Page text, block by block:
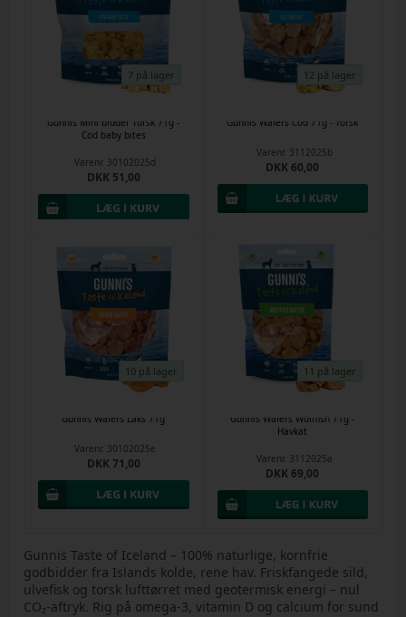
7 på lager
Gunnis Mini bidder Torsk 71g -
Cod baby bites
Varenr. 30102025d
DKK 51,00
12 på lager
Gunnis Wafers Cod 71g - Torsk
Varenr. 3112025b
DKK 60,00
10 på lager
Gunnis Wafers Laks 71g
Varenr. 30102025e
DKK 71,00
11 på lager
Gunnis Wafers Wolffish 71g -
Havkat
Varenr. 3112025a
DKK 69,00
Gunnis Taste of Iceland – 100% naturlige, kornfrie
godbidder fra Islands kolde, rene hav. Friskfangede sild,
ulvefisk og torsk lufttørret med geotermisk energi – nul
CO₂-aftryk. Rig på omega-3, vitamin D og calcium for sund